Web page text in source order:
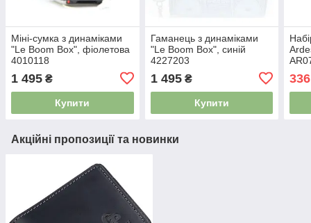
Міні-сумка з динаміками
"Le Boom Box", фіолетова
4010118
1 495 ₴
Купити
Гаманець з динаміками
"Le Boom Box", синій
4227203
1 495₴
Купити
336
Акційні пропозиції та новинки